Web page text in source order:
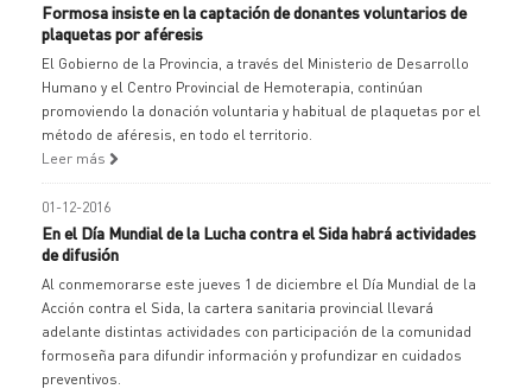
Formosa insiste en la captación de donantes voluntarios de
plaquetas por aféresis
El Gobierno de la Provincia, a través del Ministerio de Desarrollo
Humano y el Centro Provincial de Hemoterapia, continúan
promoviendo la donación voluntaria y habitual de plaquetas por el
método de aféresis, en todo el territorio.
Leer más
01-12-2016
En el Día Mundial de la Lucha contra el Sida habrá actividades
de difusión
Al conmemorarse este jueves 1 de diciembre el Día Mundial de la
Acción contra el Sida, la cartera sanitaria provincial llevará
adelante distintas actividades con participación de la comunidad
formoseña para difundir información y profundizar en cuidados
preventivos.